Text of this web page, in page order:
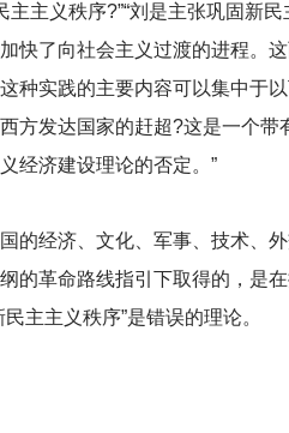
主义秩序?”“刘是主张巩固新
快了向社会主义过渡的进程。
种实践的主要内容可以集中于
方发达国家的赶超?这是一个
经济建设理论的否定。”
的经济、文化、军事、技术、
的革命路线指引下取得的，是
主主义秩序”是错误的理论。